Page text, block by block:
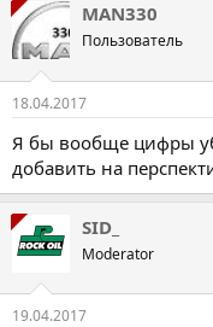
о
р
т
е
м
и
а
с
в
р
е
н
н
я
MAN330
Пользователь
18.04.2017
Я бы вообще цифры
добавить на
SID_
Moderator
19.04.2017